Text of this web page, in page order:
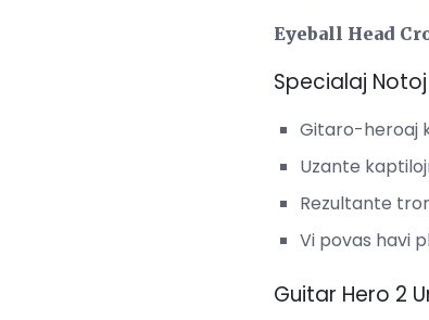
Eyeball Head
Specialaj Notoj
Gitaro-heroaj
Uzante
Rezultante
Vi povas havi
Guitar Hero 2